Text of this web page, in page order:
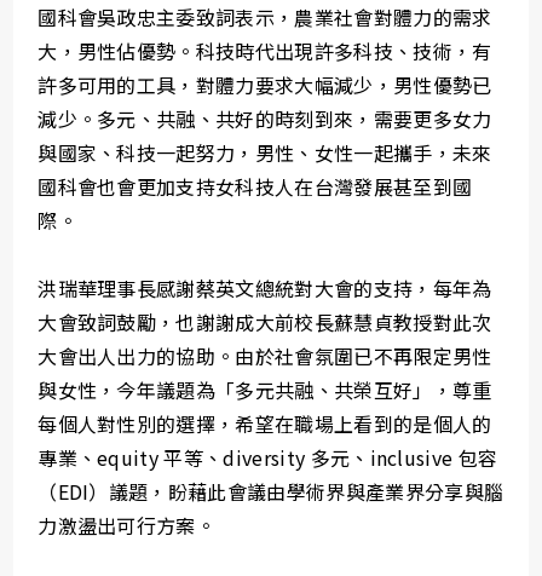
國科會吳政忠主委致詞表示，農業社會對體力的需求
大，男性佔優勢。科技時代出現許多科技、技術，有
許多可用的工具，對體力要求大幅減少，男性優勢已
減少。多元、共融、共好的時刻到來，需要更多女力
與國家、科技一起努力，男性、女性一起攜手，未來
國科會也會更加支持女科技人在台灣發展甚至到國
際。
洪瑞華理事長感謝蔡英文總統對大會的支持，每年為
大會致詞鼓勵，也謝謝成大前校長蘇慧貞教授對此次
大會出人出力的協助。由於社會氛圍已不再限定男性
與女性，今年議題為「多元共融、共榮互好」，尊重
每個人對性別的選擇，希望在職場上看到的是個人的
專業、equity 平等、diversity 多元、inclusive 包容
（EDI）議題，盼藉此會議由學術界與產業界分享與腦
力激盪出可行方案。